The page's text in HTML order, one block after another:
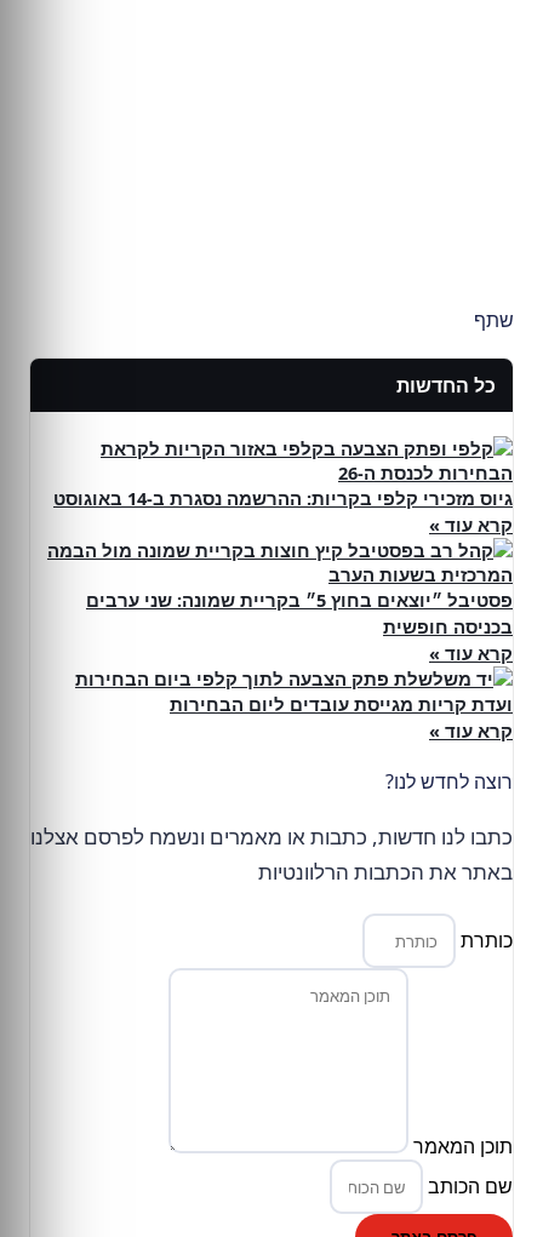
שתף
כל החדשות
גיוס מזכירי קלפי בקריות: ההרשמה נסגרת ב-14 באוגוסט
קרא עוד »
פסטיבל ״יוצאים בחוץ 5״ בקריית שמונה: שני ערבים
בכניסה חופשית
קרא עוד »
ועדת קריות מגייסת עובדים ליום הבחירות
קרא עוד »
רוצה לחדש לנו?
כתבו לנו חדשות, כתבות או מאמרים ונשמח לפרסם אצלנו
באתר את הכתבות הרלוונטיות
כותרת
תוכן המאמר
שם הכותב